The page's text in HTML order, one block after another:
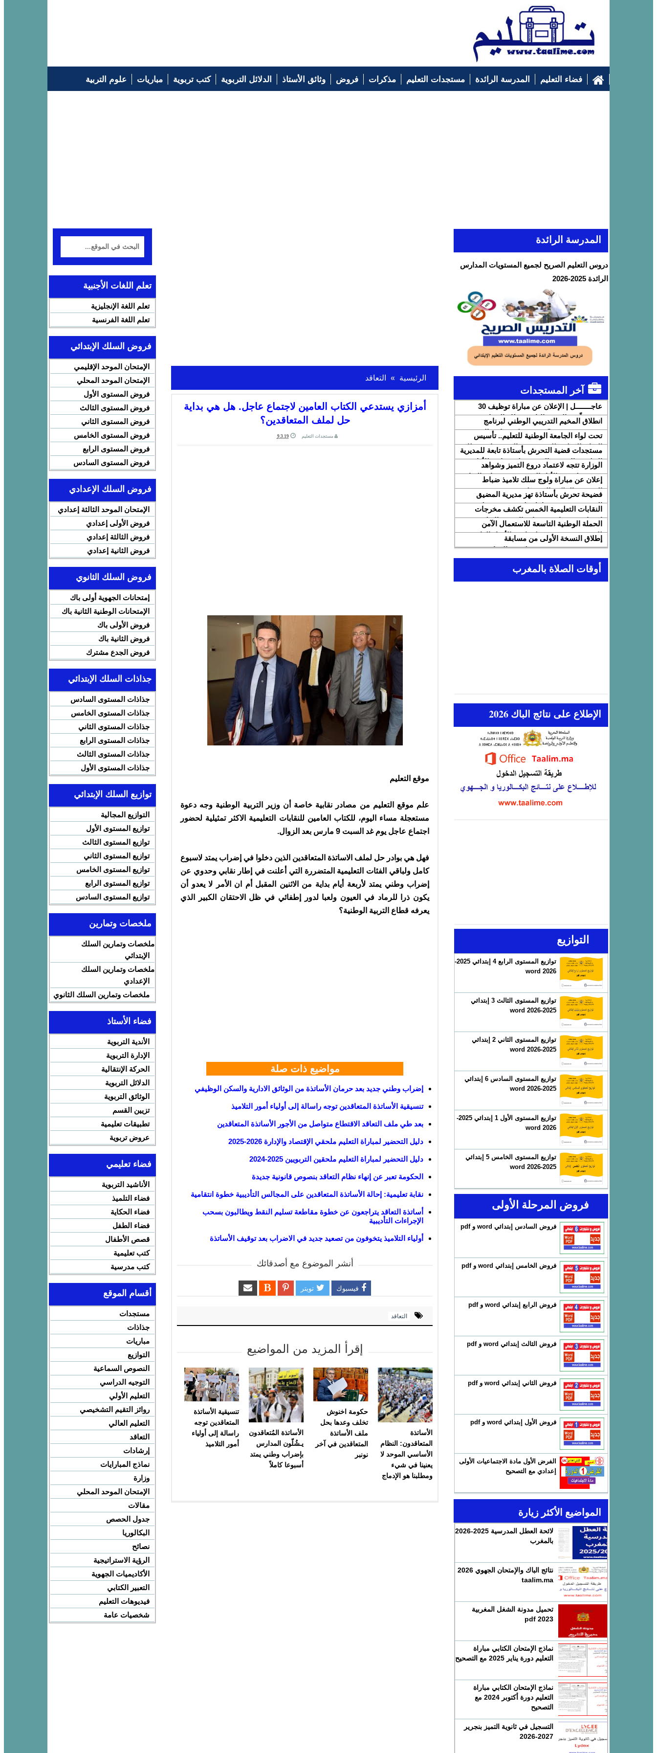
فضاء التعليم المدرسة الرائدة مستجدات التعليم مذكرات فروض وثائق الأستاذ الدلائل التربوية كتب تربوية مباريات
علوم التربية
الرئيسية التعاقد
أمزازي يستدعي الكتاب العامين لاجتماع عاجل. هل هي بداية
حل لملف المتعاقدين؟
مستجدات التعليم 9.3.19
موقع التعليم
علم موقع التعليم من مصادر نقابية خاصة أن وزير التربية الوطنية وجه دعوة
مستعجلة مساء اليوم، للكتاب العامين للنقابات التعليمية الاكثر تمثيلية لحضور
اجتماع عاجل يوم غد السبت 9 مارس بعد الزوال.
فهل هي بوادر حل لملف الاساتذة المتعاقدين الذين دخلوا في إضراب يمتد لاسبوع
كامل ولباقي الفئات التعليمية المتضررة التي أعلنت في إطار نقابي وحدوي عن
إضراب وطني يمتد لأربعة أيام بداية من الاثنين المقبل أم ان الأمر لا يعدو أن
يكون ذرا للرماد في العيون ولعبا لدور إطفائي في ظل الاحتقان الكبير الذي
يعرفه قطاع التربية الوطنية؟
مواضيع ذات صلة
إضراب وطني جديد بعد حرمان الأساتذة من الوثائق الادارية والسكن الوظيفي
تنسيقية الأساتذة المتعاقدين توجه راسالة إلى أولياء أمور التلاميذ
بعد طي ملف التعاقد الاقتطاع متواصل من الأجور الأساتذة المتعاقدين
دليل التحضير لمباراة التعليم ملحقي الإقتصاد والإدارة 2026-2025
دليل التحضير لمباراة التعليم ملحقين التربويين 2025-2024
الحكومة تعبر عن إنهاء نظام التعاقد بنصوص قانونية جديدة
نقابة تعليمية: إحالة الأساتذة المتعاقدين على المجالس التأديبية خطوة انتقامية
أساتذة التعاقد يتراجعون عن خطوة مقاطعة تسليم النقط ويطالبون بسحب
الإجراءات التأديبية
أولياء التلاميذ يتخوفون من تصعيد جديد في الاضراب بعد توقيف الأساتذة
أنشر الموضوع مع أصدقائك
فيسبوك تويتر
التعاقد
إقرأ المزيد من المواضيع
الأساتذة
المتعاقدون: النظام
الأساسي الموحد لا
يعنينا في شيء
ومطلبنا هو الإدماج
حكومة اخنوش
تخلف وعدها بحل
ملف الأساتذة
المتعاقدين في آخر
نونبر
الأساتذة المُتعاقدون
يـشُلّون المدارس
بإضراب وطني يمتد
أسبوعا كاملاً
تنسيقية الأساتذة
المتعاقدين توجه
راسالة إلى أولياء
أمور التلاميذ
المدرسة الرائدة
دروس التعليم الصريح لجميع المستويات المدارس
الرائدة 2025-2026
آخر المستجدات
عاجــــــــل | الإعلان عن مباراة توظيف 30
متصرفاً من الدرجة الثانية بقطاع الشباب
انطلاق المخيم التدريبي الوطني لبرنامج
DigiSchool بشراكة مع شركة هواوي المغرب
تحت لواء الجامعة الوطنية للتعليم.. تأسيس
النقابة الوطنية للمتصرفين والمتصرفات بقطاع
التربية الوطنية SNASE وانتخاب مكتبها
الوطني
مستجدات قضية التحرش بأستاذة تابعة للمديرية
الإقليمية المضيق الفنيدق ولجنة تابعة للأكاديمية
الجهوية للتربية والتكوين بجهة طنجة تطوان
الحسيمة، تحل بذات المديرية الإقليمية
الوزارة تتجه لاعتماد دروع التميز وشواهد
تقديرية لتثمين الأداء التربوي بمؤسسات الريادة
إعلان عن مباراة ولوج سلك تلاميذ ضباط
المدرسة الملكية الجوية لسنة 2026
فضيحة تحرش بأستاذة تهز مديرية المضيق
الفنيدق… تحقيق عاجل ولجنة تفتيش على
الخط
النقابات التعليمية الخمس تكشف مخرجات
اجتماع 12 فبراير مع وزارة التربية والتعليم
وتطالب بتسريع تنزيل الالتزامات
الحملة الوطنية التاسعة للاستعمال الآمن
للإنترنت: تعبئة تربوية لمواجهة الأخبار الزائفة
في عصر الذكاء الاصطناعي
إطلاق النسخة الأولى من مسابقة
“Cap'Lecture Maroc” لتعزيز القراءة
بالفرنسية سنة 2026
أوقات الصلاة بالمغرب
الإطلاع على نتائج الباك 2026
التوازيع
توازيع المستوى الرابع 4 إبتدائي 2025-
2026 word
توازيع المستوى الثالث 3 إبتدائي
2025-2026 word
توازيع المستوى الثاني 2 إبتدائي
2025-2026 word
توازيع المستوى السادس 6 إبتدائي
2025-2026 word
توازيع المستوى الأول 1 إبتدائي 2025-
2026 word
توازيع المستوى الخامس 5 إبتدائي
2025-2026 word
فروض المرحلة الأولى
فروض السادس إبتدائي word و pdf
فروض الخامس إبتدائي word و pdf
فروض الرابع إبتدائي word و pdf
فروض الثالث إبتدائي word و pdf
فروض الثاني إبتدائي word و pdf
فروض الأول إبتدائي word و pdf
الفرض الأول مادة الاجتماعيات الأولى
إعدادي مع التصحيح
المواضيع الأكثر زيارة
لائحة العطل المدرسية 2025-2026
بالمغرب
نتائج الباك والإمتحان الجهوي 2026
taalim.ma
تحميل مدونة الشغل المغربية
2023 pdf
نماذج الإمتحان الكتابي مباراة
التعليم دورة يناير 2025 مع التصحيح
نماذج الإمتحان الكتابي مباراة
التعليم دورة أكتوبر 2024 مع
التصحيح
التسجيل في ثانوية التميز بنجرير
2027-2026
تعلم اللغات الأجنبية
تعلم اللغة الإنجليزية
تعلم اللغة الفرنسية
فروض السلك الإبتدائي
الإمتحان الموحد الإقليمي
الإمتحان الموحد المحلي
فروض المستوى الأول
فروض المستوى الثالث
فروض المستوى الثاني
فروض المستوى الخامس
فروض المستوى الرابع
فروض المستوى السادس
فروض السلك الإعدادي
الإمتحان الموحد الثالثة إعدادي
فروض الأولى إعدادي
فروض الثالثة إعدادي
فروض الثانية إعدادي
فروض السلك الثانوي
إمتحانات الجهوية أولى باك
الإمتحانات الوطنية الثانية باك
فروض الأولى باك
فروض الثانية باك
فروض الجدع مشترك
جذاذات السلك الإبتدائي
جذاذات المستوى السادس
جذاذات المستوى الخامس
جذاذات المستوى الثاني
جذاذات المستوى الرابع
جذاذات المستوى الثالث
جذاذات المستوى الأول
توازيع السلك الإبتدائي
التوازيع المجالية
توازيع المستوى الأول
توازيع المستوى الثالث
توازيع المستوى الثاني
توازيع المستوى الخامس
توازيع المستوى الرابع
توازيع المستوى السادس
ملخصات وتمارين
ملخصات وتمارين السلك
الإبتدائي
ملخصات وتمارين السلك
الإعدادي
ملخصات وتمارين السلك الثانوي
فضاء الأستاذ
الأندية التربوية
الإدارة التربوية
الحركة الإنتقالية
الدلائل التربوية
الوثائق التربوية
تزيين القسم
تطبيقات تعليمية
عروض تربوية
فضاء تعليمي
الأناشيد التربوية
فضاء التلميذ
فضاء الحكاية
فضاء الطفل
قصص الأطفال
كتب تعليمية
كتب مدرسية
أقسام الموقع
مستجدات
جذاذات
مباريات
التوازيع
النصوص السماعية
التوجيه الدراسي
التعليم الأولي
روائز التقيم التشخيصي
التعليم العالي
التعاقد
إرشادات
نماذج المبارايات
وزارة
الإمتحان الموحد المحلي
مقالات
جدول الحصص
البكالوريا
نصائح
الرؤية الاستراتيجية
الأكاديميات الجهوية
التعبير الكتابي
فيديوهات التعليم
شخصيات عامة